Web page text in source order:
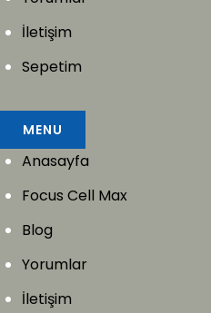
İletişim
Sepetim
MENU
Anasayfa
Focus Cell Max
Blog
Yorumlar
İletişim